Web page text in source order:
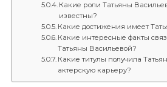
Какие роли Татьяны
известны?
Какие достижения имеет
Какие интересные факты
Татьяны Васильевой?
Какие титулы получила
актерскую карьеру?